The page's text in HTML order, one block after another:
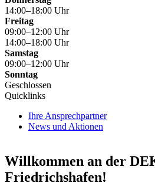
14:00–18:00 Uhr
Freitag
09:00–12:00 Uhr
14:00–18:00 Uhr
Samstag
09:00–12:00 Uhr
Sonntag
Geschlossen
Quicklinks
Ihre Ansprechpartner
News und Aktionen
Willkommen an der
Friedrichshafen!